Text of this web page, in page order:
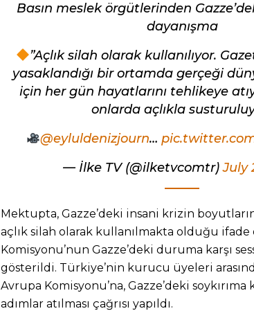
Basın meslek örgütlerinden
dayanışma
”Açlık silah olarak kullanılıyor.
yasaklandığı bir ortamda gerçeği
için her gün hayatlarını tehlikeye
onlarda açlıkla
@eyluldenizjourn…
— İlke TV (@ilketvcomtr)July
Mektupta, Gazze’deki insani krizin
açlık silah olarak kullanılmakta olduğu
Komisyonu’nun Gazze’deki duruma karşı
gösterildi. Türkiye’nin kurucu üyeleri
Avrupa Komisyonu’na, Gazze’deki soykırıma
adımlar atılması çağrısı yapıldı.